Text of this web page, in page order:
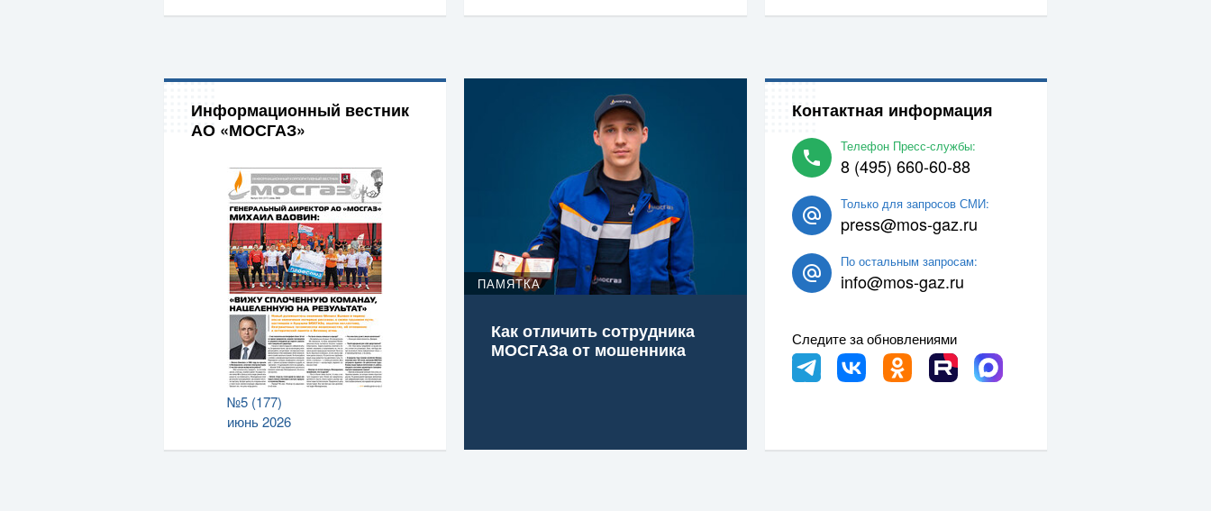
Информационный вестник
АО «МОСГАЗ»
№5 (177)
июнь 2026
ПАМЯТКА
Как отличить сотрудника
МОСГАЗа от мошенника
Контактная информация
Телефон Пресс-службы:
8 (495) 660-60-88
Только для запросов СМИ:
press@mos-gaz.ru
По остальным запросам:
info@mos-gaz.ru
Следите за обновлениями